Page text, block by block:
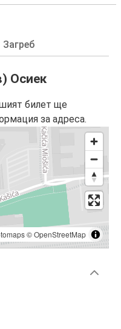
Загреб
Осиек
билет ще
за адреса.
©OpenStreetMap